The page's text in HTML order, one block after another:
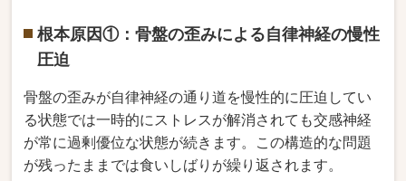
根本原因①：骨盤の歪みによる自律神経の慢性
圧迫
骨盤の歪みが自律神経の通り道を慢性的に圧迫してい
る状態では一時的にストレスが解消されても交感神経
が常に過剰優位な状態が続きます。この構造的な問題
が残ったままでは食いしばりが繰り返されます。